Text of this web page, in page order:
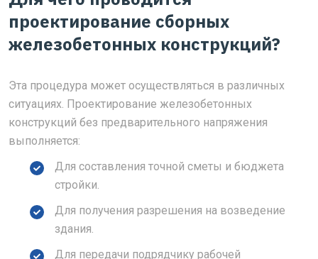
проектирование сборных
железобетонных конструкций?
Эта процедура может осуществляться в различных
ситуациях. Проектирование железобетонных
конструкций без предварительного напряжения
выполняется:
Для составления точной сметы и бюджета
стройки.
Для получения разрешения на возведение
здания.
Для передачи подрядчику рабочей